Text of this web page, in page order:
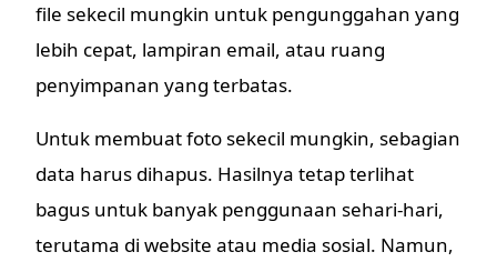
file sekecil mungkin untuk pengunggahan yang
lebih cepat, lampiran email, atau ruang
penyimpanan yang terbatas.
Untuk membuat foto sekecil mungkin, sebagian
data harus dihapus. Hasilnya tetap terlihat
bagus untuk banyak penggunaan sehari-hari,
terutama di website atau media sosial. Namun,